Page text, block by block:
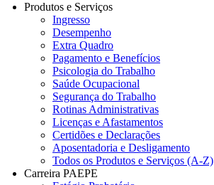
Produtos e Serviços
Ingresso
Desempenho
Extra Quadro
Pagamento e Benefícios
Psicologia do Trabalho
Saúde Ocupacional
Segurança do Trabalho
Rotinas Administrativas
Licenças e Afastamentos
Certidões e Declarações
Aposentadoria e Desligamento
Todos os Produtos e Serviços (A-Z)
Carreira PAEPE